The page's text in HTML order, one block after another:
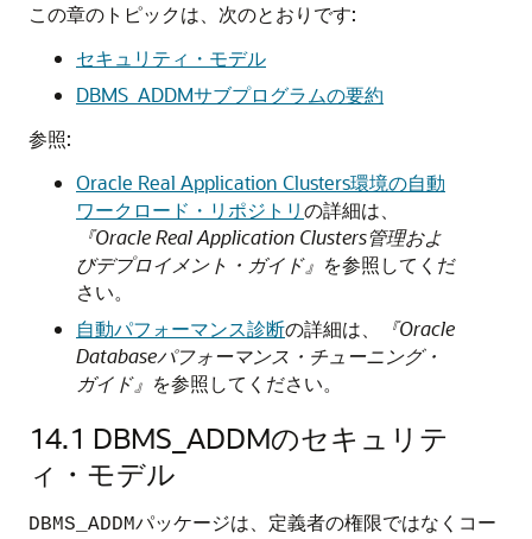
この章のトピックは、次のとおりです:
セキュリティ・モデル
DBMS_ADDMサブプログラムの要約
参照:
Oracle Real Application Clusters環境の自動
ワークロード・リポジトリの詳細は、
『Oracle Real Application Clusters管理およ
びデプロイメント・ガイド』 を参照してくだ
さい。
自動パフォーマンス診断の詳細は、
『Oracle
Databaseパフォーマンス・チューニング・
ガイド』 を参照してください。
14.1 DBMS_ADDMのセキュリテ
ィ・モデル
DBMS_ADDMパッケージは、定義者の権限ではなくコー